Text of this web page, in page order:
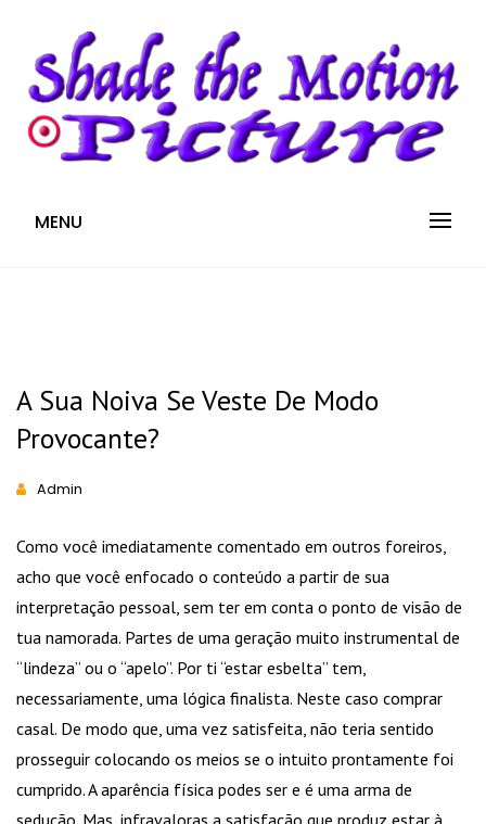
SHADE THE MOTION
MENU
A Sua Noiva Se Veste De Modo
Provocante?
Admin
Como você imediatamente comentado em outros foreiros,
acho que você enfocado o conteúdo a partir de sua
interpretação pessoal, sem ter em conta o ponto de visão de
tua namorada. Partes de uma geração muito instrumental de
“lindeza” ou o “apelo”. Por ti “estar esbelta” tem,
necessariamente, uma lógica finalista. Neste caso comprar
casal. De modo que, uma vez satisfeita, não teria sentido
prosseguir colocando os meios se o intuito prontamente foi
cumprido. A aparência física podes ser e é uma arma de